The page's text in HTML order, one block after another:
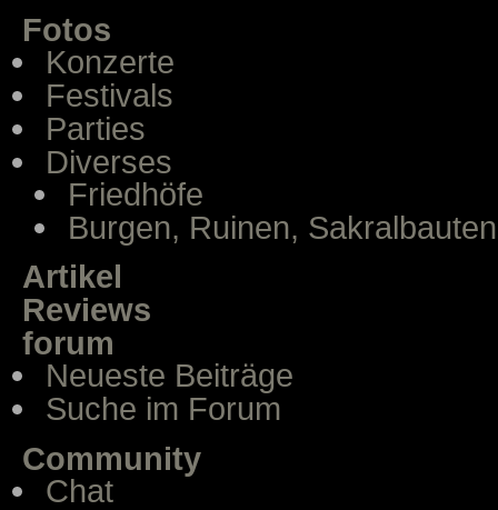
Fotos
Konzerte
Festivals
Parties
Diverses
Friedhöfe
Burgen, Ruinen, Sakralbauten
Artikel
Reviews
forum
Neueste Beiträge
Suche im Forum
Community
Chat